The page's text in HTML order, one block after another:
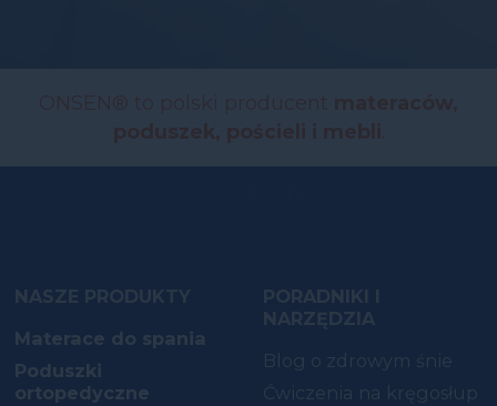
ONSEN® to polski producent materaców,
poduszek, pościeli i mebli
Materace do spania
Poduszki
ortopedyczne
Blog o zdrowym śnie
Ćwiczenia na kręgosłup